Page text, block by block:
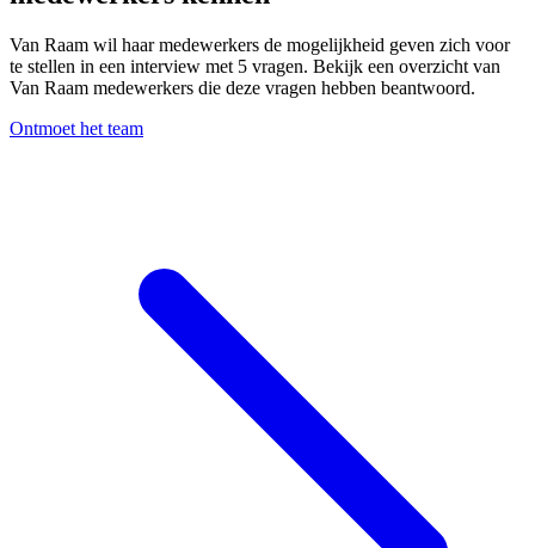
Van Raam wil haar medewerkers de mogelijkheid geven zich voor
te stellen in een interview met 5 vragen. Bekijk een overzicht van
Van Raam medewerkers die deze vragen hebben beantwoord.
Ontmoet het team